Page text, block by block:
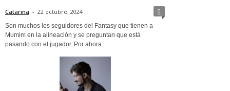
Catarina - 22 octubre, 2024 0
Son muchos los seguidores del Fantasy que tienen a
Mumim en la alineación y se preguntan que está
pasando con el jugador. Por ahora...